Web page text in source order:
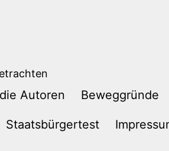
Autoren Beweggründe
Staatsbürgertest